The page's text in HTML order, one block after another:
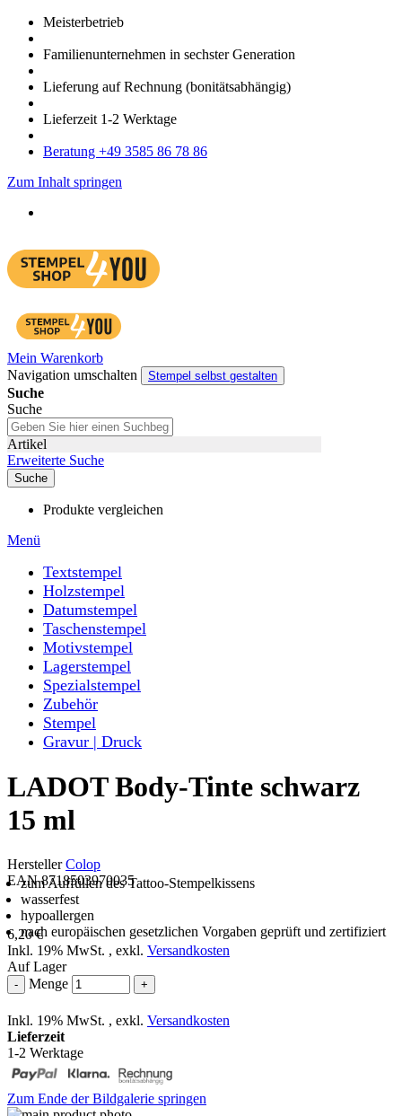
Meister­betrieb
Familien­unter­nehmen in sechster Gene­ration
Lieferung auf Rech­nung (bonitätsabhängig)
Liefer­zeit 1-2 Werk­tage
Bera­tung +49 3585 86 78 86
Zum Inhalt springen
Mein Warenkorb
Navigation umschalten
Stempel selbst gestalten
Suche
Suche
Artikel
Erweiterte Suche
Suche
Produkte vergleichen
Menü
Textstempel
Holzstempel
Datumstempel
Taschenstempel
Motivstempel
Lagerstempel
Spezialstempel
Zubehör
Stempel
Gravur | Druck
LADOT Body-Tinte schwarz
15 ml
HerstellerColop
EAN 8718503970035
zum Auffüllen des Tattoo-Stempelkissens
wasserfest
hypoallergen
nach europäischen gesetzlichen Vorgaben geprüft und zertifiziert
6,20 €
Inkl. 19% MwSt. , exkl. Versandkosten
Auf Lager
- Menge +
Inkl. 19% MwSt. , exkl. Versandkosten
Lieferzeit
1-2 Werktage
Zum Ende der Bildgalerie springen